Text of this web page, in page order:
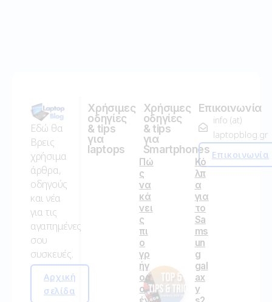
Εδώ θα
Βρεις
χρήσιμα
άρθρα,
οδηγούς
και νέα
για τις
αγαπημένες
σου
συσκευές.
Αρχική
σελίδα
Χρήσιμες
οδηγίες
& tips
για
laptops
Πώ
ς
να
κά
νει
ς
πι
ο
γρ
ήγ
ορ
ο
Χρήσιμες
οδηγίες
& tips
για
Smartphones
Κό
λπ
α
για
το
Sa
ms
un
g
gal
ax
y
Επικοινωνία
info (at)
laptopblog.gr
Επικοινωνία